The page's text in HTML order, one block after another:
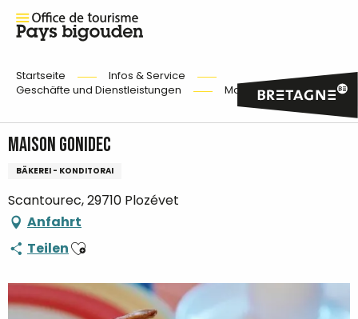
Startseite
Infos & Service
Geschäfte und Dienstleistungen
Maison Gonidec
Maison Gonidec
BÄKEREI - KONDITORAI
Scantourec, 29710 Plozévet
Anfahrt
TeilenAjouter aux favoris